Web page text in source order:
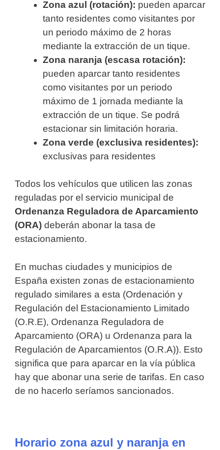
Zona azul (rotación): pueden aparcar
tanto residentes como visitantes por
un periodo máximo de 2 horas
mediante la extracción de un tique.
Zona naranja (escasa rotación):
pueden aparcar tanto residentes
como visitantes por un periodo
máximo de 1 jornada mediante la
extracción de un tique. Se podrá
estacionar sin limitación horaria.
Zona verde (exclusiva residentes):
exclusivas para residentes
Todos los vehículos que utilicen las zonas
reguladas por el servicio municipal de
Ordenanza Reguladora de Aparcamiento
(ORA) deberán abonar la tasa de
estacionamiento.
En muchas ciudades y municipios de
España existen zonas de estacionamiento
regulado similares a esta (Ordenación y
Regulación del Estacionamiento Limitado
(O.R.E), Ordenanza Reguladora de
Aparcamiento (ORA) u Ordenanza para la
Regulación de Aparcamientos (O.R.A)). Esto
significa que para aparcar en la vía pública
hay que abonar una serie de tarifas. En caso
de no hacerlo seríamos sancionados.
Horario zona azul y naranja en